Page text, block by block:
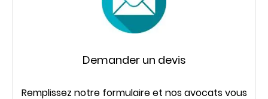
Demander un devis
Remplissez notre formulaire et nos avocats vous